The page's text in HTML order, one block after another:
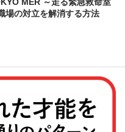
MER ～走る緊急救命室
場の対立を解消する方法